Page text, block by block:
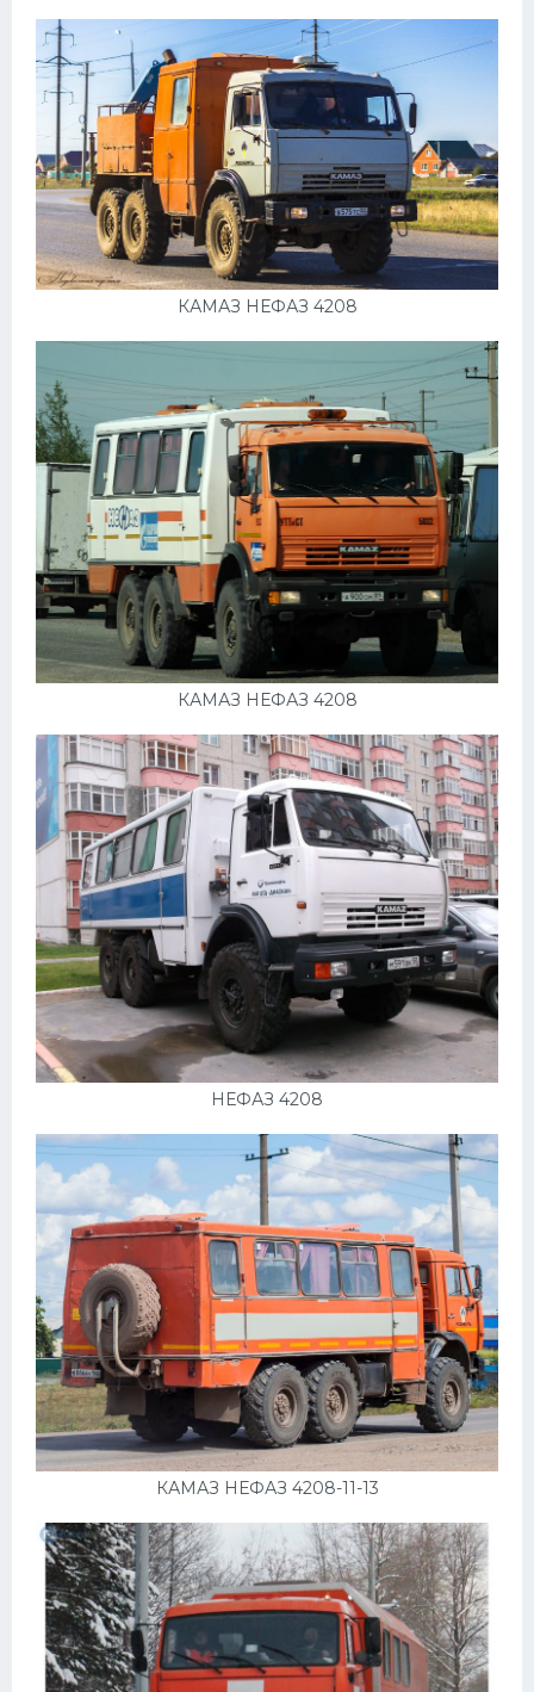
КАМАЗ НЕФАЗ 4208
КАМАЗ НЕФАЗ 4208
НЕФАЗ 4208
КАМАЗ НЕФАЗ 4208-11-13
Шевроле
УАЗ
Кадиллак
Автокемпер
Феррари
Поезда
Ямаха
Додж
Ява
Эмблемы
Спецтехника